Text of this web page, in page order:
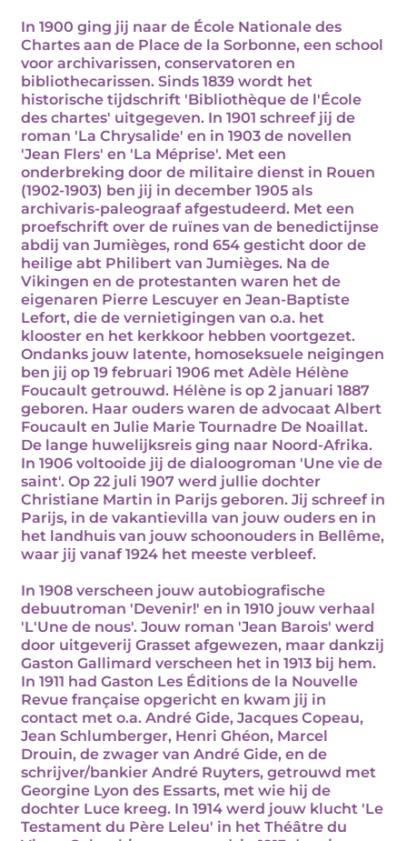
In 1900 ging jij naar de École Nationale des
Chartes aan de Place de la Sorbonne, een school
voor archivarissen, conservatoren en
bibliothecarissen. Sinds 1839 wordt het
historische tijdschrift 'Bibliothèque de l'École
des chartes' uitgegeven. In 1901 schreef jij de
roman 'La Chrysalide' en in 1903 de novellen
'Jean Flers' en 'La Méprise'. Met een
onderbreking door de militaire dienst in Rouen
(1902-1903) ben jij in december 1905 als
archivaris-paleograaf afgestudeerd. Met een
proefschrift over de ruïnes van de benedictijnse
abdij van Jumièges, rond 654 gesticht door de
heilige abt Philibert van Jumièges. Na de
Vikingen en de protestanten waren het de
eigenaren Pierre Lescuyer en Jean-Baptiste
Lefort, die de vernietigingen van o.a. het
klooster en het kerkkoor hebben voortgezet.
Ondanks jouw latente, homoseksuele neigingen
ben jij op 19 februari 1906 met Adèle Hélène
Foucault getrouwd. Hélène is op 2 januari 1887
geboren. Haar ouders waren de advocaat Albert
Foucault en Julie Marie Tournadre De Noaillat.
De lange huwelijksreis ging naar Noord-Afrika.
In 1906 voltooide jij de dialoogroman 'Une vie de
saint'. Op 22 juli 1907 werd jullie dochter
Christiane Martin in Parijs geboren. Jij schreef in
Parijs, in de vakantievilla van jouw ouders en in
het landhuis van jouw schoonouders in Bellême,
waar jij vanaf 1924 het meeste verbleef.
In 1908 verscheen jouw autobiografische
debuutroman 'Devenir!' en in 1910 jouw verhaal
'L'Une de nous'. Jouw roman 'Jean Barois' werd
door uitgeverij Grasset afgewezen, maar dankzij
Gaston Gallimard verscheen het in 1913 bij hem.
In 1911 had Gaston Les Éditions de la Nouvelle
Revue française opgericht en kwam jij in
contact met o.a. André Gide, Jacques Copeau,
Jean Schlumberger, Henri Ghéon, Marcel
Drouin, de zwager van André Gide, en de
schrijver/bankier André Ruyters, getrouwd met
Georgine Lyon des Essarts, met wie hij de
dochter Luce kreeg. In 1914 werd jouw klucht 'Le
Testament du Père Leleu' in het Théâtre du